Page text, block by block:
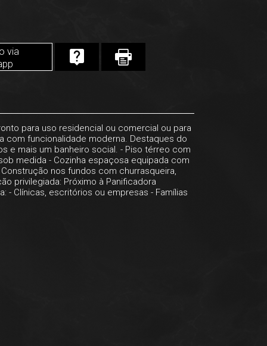
via
para uso residencial ou comercial ou para
com funcionalidade moderna. Destaques do
e mais um banheiro social. - Piso térreo com
medida - Cozinha espaçosa equipada com
nos fundos com churrasqueira,
privilegiada: Próximo à Panificadora
- Clínicas, escritórios ou empresas - Famílias